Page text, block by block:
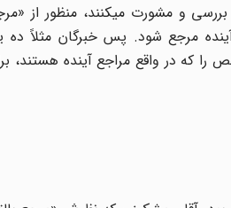
و مشورت میکنند، منظور از
مرجع شود. پس خبرگان مثلاً ده
که در واقع مراجع آینده هستند،